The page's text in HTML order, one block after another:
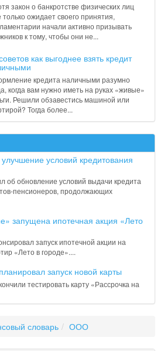
закон о банкротстве физических лиц
ожидает своего принятия,
начали активно призывать
к тому, чтобы они не...
как выгоднее взять кредит
кредита наличными разумно
когда вам нужно иметь на руках «живые»
Решили обзавестись машиной или
Тогда более...
условий кредитования
об обновление условий выдачи кредита
пенсионеров, продолжающих
запущена ипотечная акция «Лето
запуск ипотечной акции на
«Лето в городе»....
запуск новой карты
тестировать карту «Рассрочка на
словарь ООО